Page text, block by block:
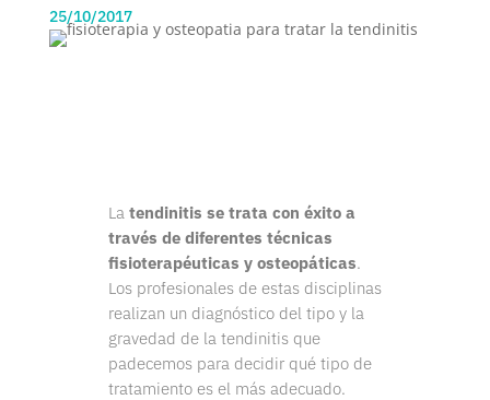
25/10/2017
La tendinitis se trata con éxito a
través de diferentes técnicas
fisioterapéuticas y osteopáticas.
Los profesionales de estas disciplinas
realizan un diagnóstico del tipo y la
gravedad de la tendinitis que
padecemos para decidir qué tipo de
tratamiento es el más adecuado.